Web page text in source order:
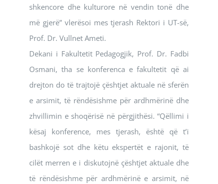
shkencore dhe kulturore në vendin tonë dhe
më gjerë” vlerësoi mes tjerash Rektori i UT-së,
Prof. Dr. Vullnet Ameti.
Dekani i Fakultetit Pedagogjik, Prof. Dr. Fadbi
Osmani, tha se konferenca e fakultetit që ai
drejton do të trajtojë çështjet aktuale në sferën
e arsimit, të rëndësishme për ardhmërinë dhe
zhvillimin e shoqërisë në përgjithësi. “Qëllimi i
kësaj konference, mes tjerash, është që t’i
bashkojë sot dhe këtu ekspertët e rajonit, të
cilët merren e i diskutojnë çështjet aktuale dhe
të rëndësishme për ardhmërinë e arsimit, në